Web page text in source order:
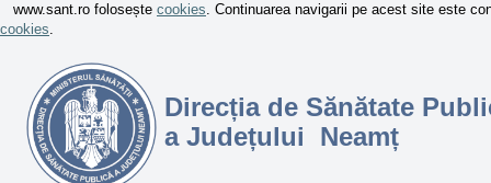
www.sant.ro folosește cookies. Continuarea navigarii pe acest site este
cookies.
Direcția de Sănătate
a Județului Neamț